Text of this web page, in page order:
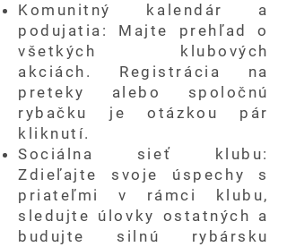
Komunitný kalendár a
podujatia: Majte prehľad o
všetkých klubových
akciách. Registrácia na
preteky alebo spoločnú
rybačku je otázkou pár
kliknutí.
Sociálna sieť klubu:
Zdieľajte svoje úspechy s
priateľmi v rámci klubu,
sledujte úlovky ostatných a
budujte silnú rybársku